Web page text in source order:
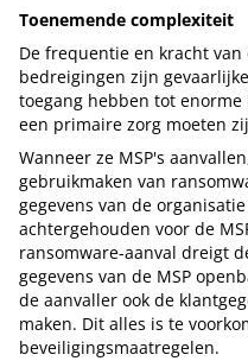
Toenemende complexiteit
De frequentie en kracht
bedreigingen zijn
toegang hebben tot
een primaire zorg moeten
Wanneer ze MSP's
gebruikmaken van
gegevens van de
achtergehouden voor de
ransomware-aanval dreigt
gegevens van de MSP
de aanvaller ook de
maken. Dit alles is te
beveiligingsmaatregelen.